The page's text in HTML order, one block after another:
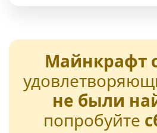
Майнкрафт
не были
попробуйте